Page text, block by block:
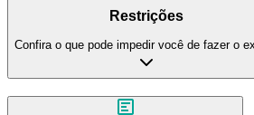
Restrições
Confira o que pode impedir você de fazer o